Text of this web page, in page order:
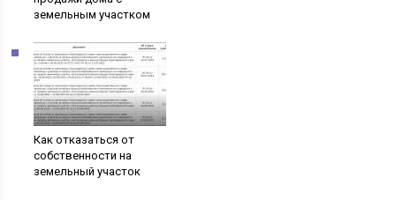
земельным участком
Как отказаться от
собственности на
земельный участок